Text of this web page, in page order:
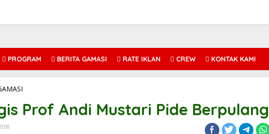
PROGRAM BERITA GAMASI RATE IKLAN CREW KONTAK KAMI
k
oProf Andi Mustari Pide Berpulang